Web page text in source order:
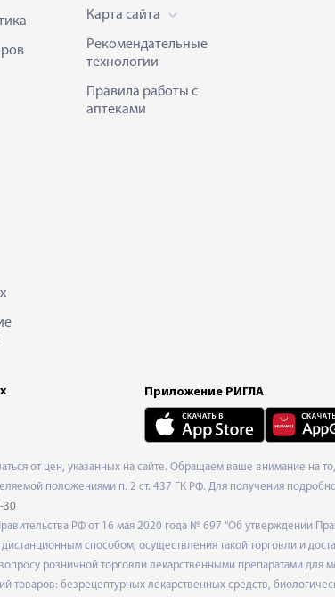
Карта сайта
Рекомендательные
технологии
Правила работы с
аптеками
Приложение РИГЛА
от цен, указанных на сайте. Обращаем ваше внимание на
положениями п. 2 ст. 437 ГК РФ. Для получения
30
РФ от 16 мая 2020 года № 697 "Об утверждении
способом, осуществления такой торговли и
розничной торговли лекарственными препаратами для
товаров: безрецептурных лекарственных средств,